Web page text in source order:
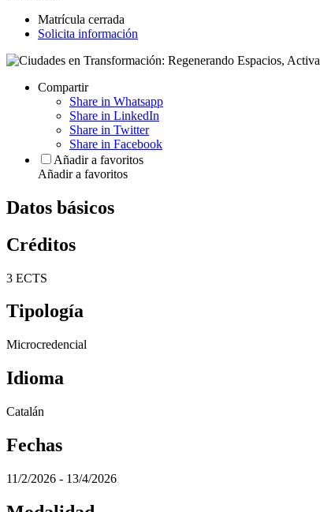
Matrícula cerrada
Solicita información
Compartir
Share in Whatsapp
Share in LinkedIn
Share in Twitter
Share in Facebook
Añadir a favoritos
Añadir a favoritos
Datos básicos
Créditos
3 ECTS
Tipología
Microcredencial
Idioma
Catalán
Fechas
11/2/2026 - 13/4/2026